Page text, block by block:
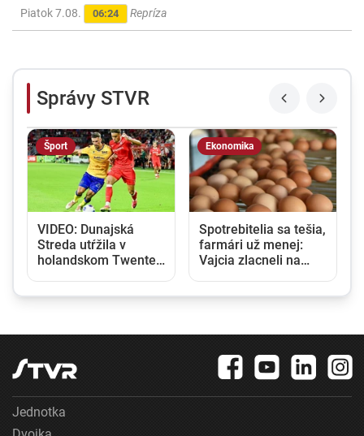
Piatok 7.08. 06:24 Repríza
Správy STVR
Šport
VIDEO: Dunajská
Streda utŕžila v
holandskom Twente
Ekonomika
Spotrebitelia sa tešia,
farmári už menej:
Vajcia zlacneli na
Jednotka